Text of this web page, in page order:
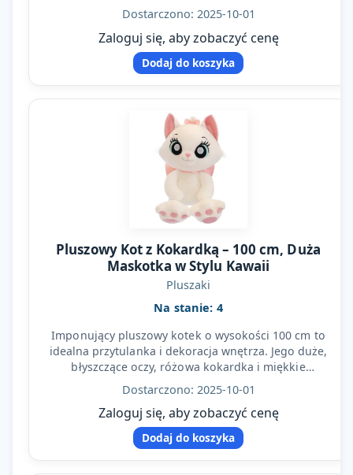
Dostarczono: 2025-10-01
Zaloguj się, aby zobaczyć cenę
Dodaj do koszyka
Pluszowy Kot z Kokardką – 100 cm, Duża
Maskotka w Stylu Kawaii
Pluszaki
Na stanie: 4
Imponujący pluszowy kotek o wysokości 100 cm to
idealna przytulanka i dekoracja wnętrza. Jego duże,
błyszczące oczy, różowa kokardka i miękkie
Dostarczono: 2025-10-01
Zaloguj się, aby zobaczyć cenę
Dodaj do koszyka